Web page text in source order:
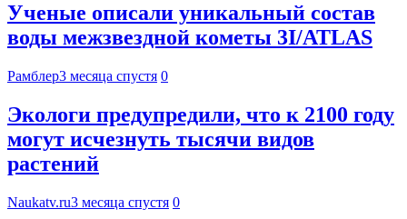
Ученые описали уникальный состав
воды межзвездной кометы 3I/ATLAS
Рамблер3 месяца спустя 0
Экологи предупредили, что к 2100 году
могут исчезнуть тысячи видов
растений
Naukatv.ru3 месяца спустя 0